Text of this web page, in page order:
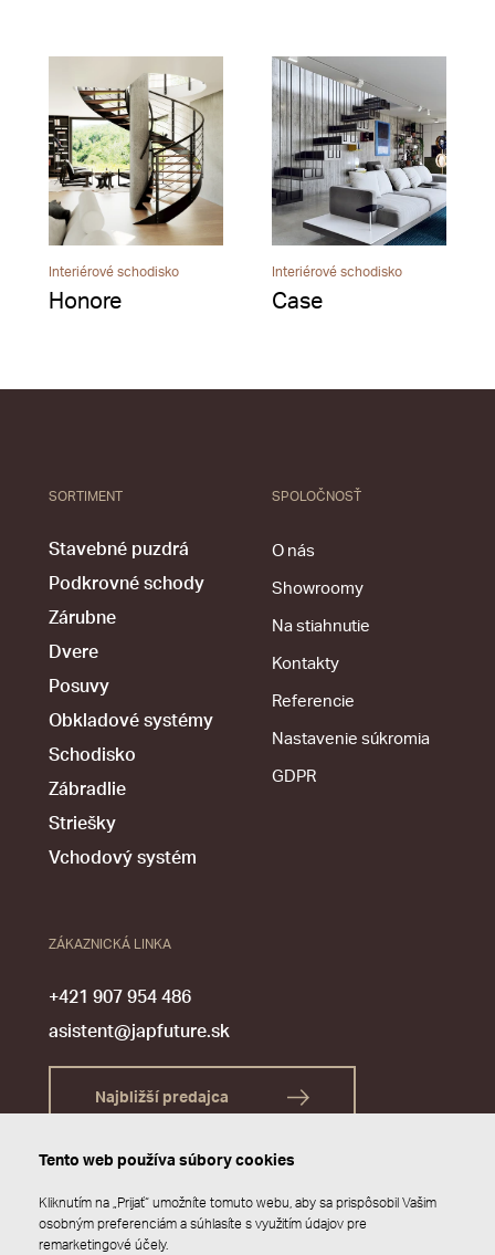
Interiérové schodisko
Honore
Interiérové schodisko
Case
SORTIMENT
Stavebné puzdrá
Podkrovné schody
Zárubne
Dvere
Posuvy
Obkladové systémy
Schodisko
Zábradlie
Striešky
Vchodový systém
SPOLOČNOSŤ
O nás
Showroomy
Na stiahnutie
Kontakty
Referencie
Nastavenie súkromia
GDPR
ZÁKAZNICKÁ LINKA
+421 907 954 486
asistent@japfuture.sk
Najbližší predajca
Tento web používa súbory cookies
Kliknutím na „Prijať“ umožníte tomuto webu, aby sa prispôsobil Vašim
osobným preferenciám a súhlasíte s využitím údajov pre
remarketingové účely.